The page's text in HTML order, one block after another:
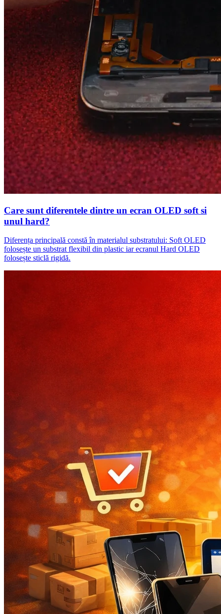
Care sunt diferentele dintre un ecran OLED soft si
unul hard?
Diferența principală constă în materialul substratului: Soft OLED
folosește un substrat flexibil din plastic iar ecranul Hard OLED
folosește sticlă rigidă.